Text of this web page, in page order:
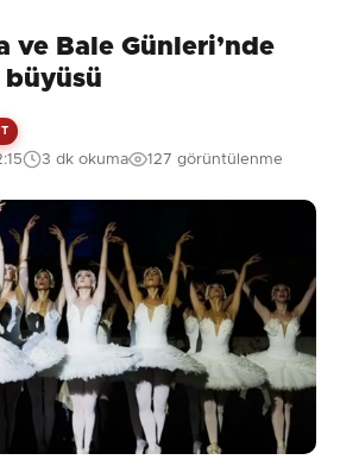
ve Bale Günleri’nde
büyüsü
3 dk okuma 127 görüntülenme